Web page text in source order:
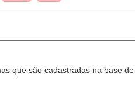
que são cadastradas na base de